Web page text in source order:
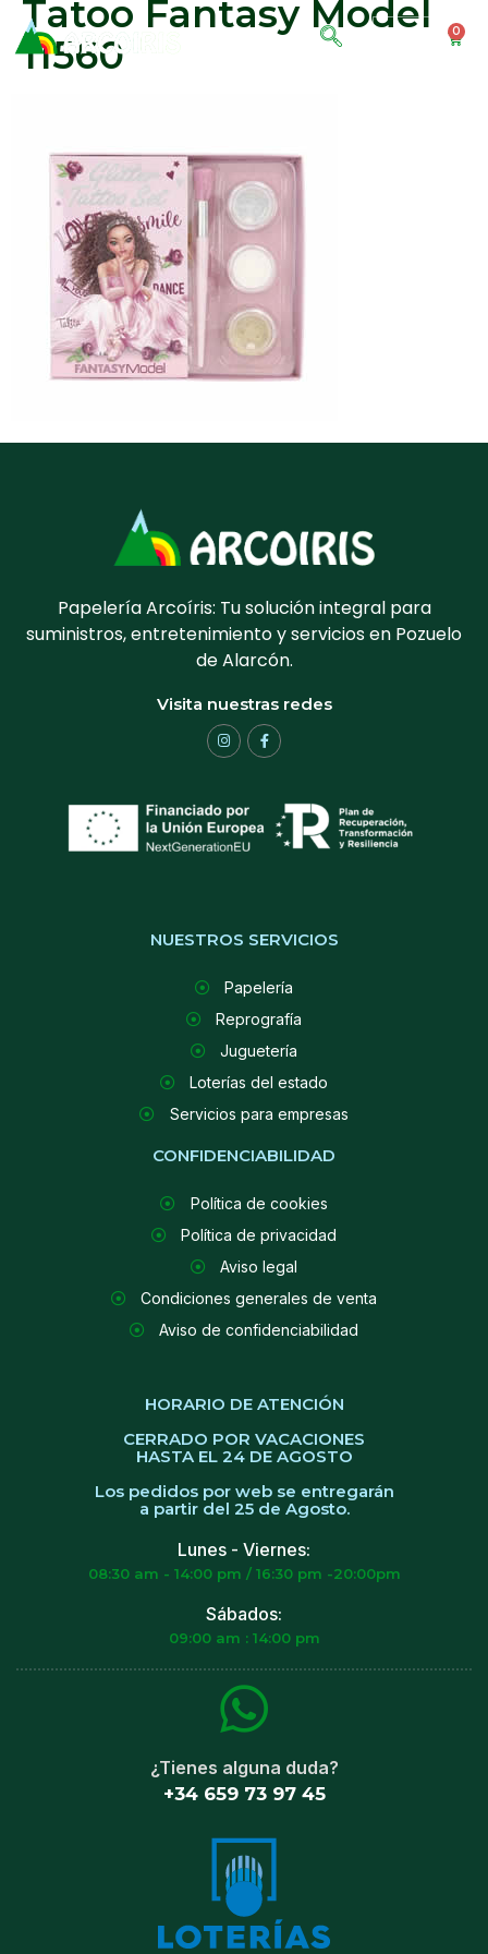
0
Tatoo Fantasy Model
11560
Papelería Arcoíris: Tu solución integral para
suministros, entretenimiento y servicios en Pozuelo
de Alarcón.
Visita nuestras redes
NUESTROS SERVICIOS
Papelería
Reprografía
Juguetería
Loterías del estado
Servicios para empresas
CONFIDENCIABILIDAD
Política de cookies
Política de privacidad
Aviso legal
Condiciones generales de venta
Aviso de confidenciabilidad
HORARIO DE ATENCIÓN
CERRADO POR VACACIONES
HASTA EL 24 DE AGOSTO
Los pedidos por web se entregarán
a partir del 25 de Agosto.
Lunes - Viernes:
08:30 am - 14:00 pm / 16:30 pm -20:00pm
Sábados:
09:00 am : 14:00 pm
¿Tienes alguna duda?
+34 659 73 97 45